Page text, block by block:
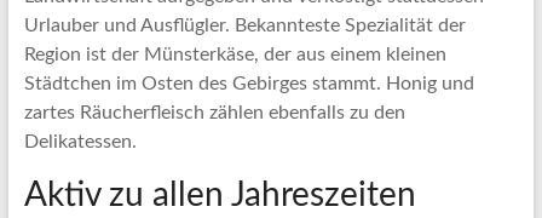
Urlauber und Ausflügler. Bekannteste Spezialität der
Region ist der Münsterkäse, der aus einem kleinen
Städtchen im Osten des Gebirges stammt. Honig und
zartes Räucherfleisch zählen ebenfalls zu den
Delikatessen.
Aktiv zu allen Jahreszeiten